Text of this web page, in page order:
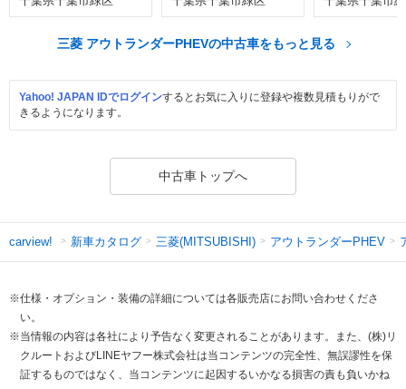
三菱 アウトランダーPHEVの中古車をもっと見る
Yahoo! JAPAN IDでログインするとお気に入りに登録や複数見積もりがで
きるようになります。
中古車トップへ
carview! 新車カタログ 三菱(MITSUBISHI) アウトランダーPHEV
※仕様・オプション・装備の詳細については各販売店にお問い合わせくださ
い。
※当情報の内容は各社により予告なく変更されることがあります。また、(株)リ
クルートおよびLINEヤフー株式会社は当コンテンツの完全性、無誤謬性を保
証するものではなく、当コンテンツに起因するいかなる損害の責も負いかね